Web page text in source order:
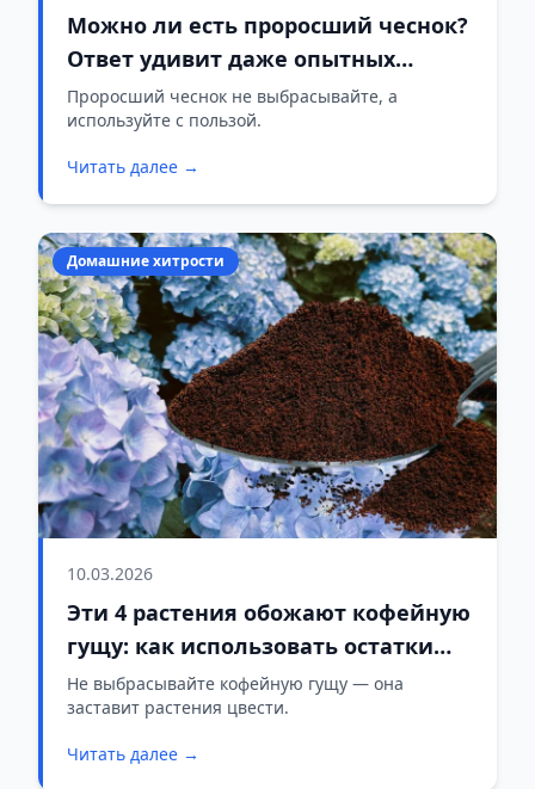
Можно ли есть проросший чеснок?
Ответ удивит даже опытных
хозяек
Проросший чеснок не выбрасывайте, а
используйте с пользой.
Читать далее →
Домашние хитрости
10.03.2026
Эти 4 растения обожают кофейную
гущу: как использовать остатки
кофе для пышного цветения
Не выбрасывайте кофейную гущу — она
заставит растения цвести.
Читать далее →